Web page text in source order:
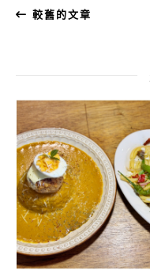
較舊的文章